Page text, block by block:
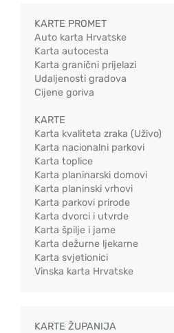
KARTE PROMET
Auto karta Hrvatske
Karta autocesta
Karta granični prijelazi
Udaljenosti gradova
Cijene goriva
KARTE
Karta kvaliteta zraka (Uživo)
Karta nacionalni parkovi
Karta toplice
Karta planinarski domovi
Karta planinski vrhovi
Karta parkovi prirode
Karta dvorci i utvrde
Karta špilje i jame
Karta dežurne ljekarne
Karta svjetionici
Vinska karta Hrvatske
KARTE ŽUPANIJA